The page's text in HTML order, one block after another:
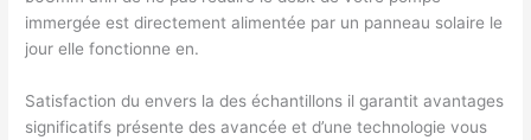
immergée est directement alimentée par un panneau solaire le
jour elle fonctionne en.
Satisfaction du envers la des échantillons il garantit avantages
significatifs présente des avancée et d’une technologie vous